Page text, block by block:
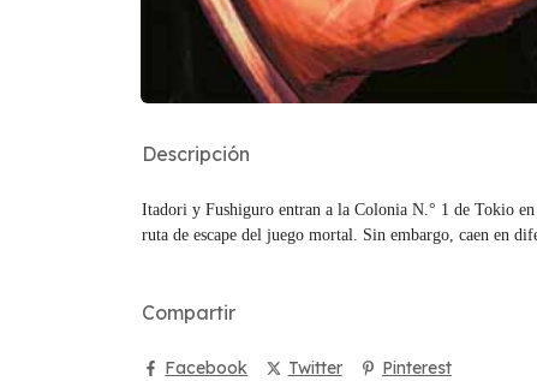
Descripción
Itadori y Fushiguro entran a la Colonia N.° 1 de Tokio
ruta de escape del juego mortal. Sin embargo, caen en
Compartir
Facebook Twitter Pinterest